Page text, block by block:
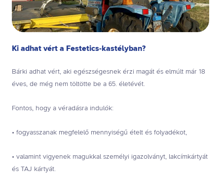
Ki adhat vért a Festetics-kastélyban?
Bárki adhat vért, aki egészségesnek érzi magát és elmúlt már 18
éves, de még nem töltötte be a 65. életévét.
Fontos, hogy a véradásra indulók:
• fogyasszanak megfelelő mennyiségű ételt és folyadékot,
• valamint vigyenek magukkal személyi igazolványt, lakcímkártyát
és TAJ kártyát.